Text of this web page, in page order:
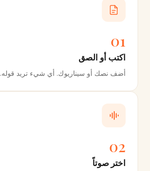
01
اكتب أو الصق
أضف نصك أو سيناريوك. أي شيء تريد قوله.
02
اختر صوتاً